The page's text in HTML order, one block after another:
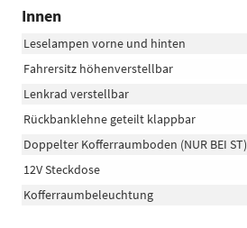
Innen
Leselampen vorne und hinten
Fahrersitz höhenverstellbar
Lenkrad verstellbar
Rückbanklehne geteilt klappbar
Doppelter Kofferraumboden (NUR BEI ST)
12V Steckdose
Kofferraumbeleuchtung